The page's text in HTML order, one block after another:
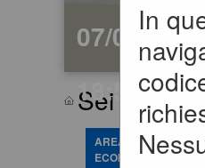
07/08/2026
18:52
Sei qui:
In
AREA RISERVATA
ECONOMICO